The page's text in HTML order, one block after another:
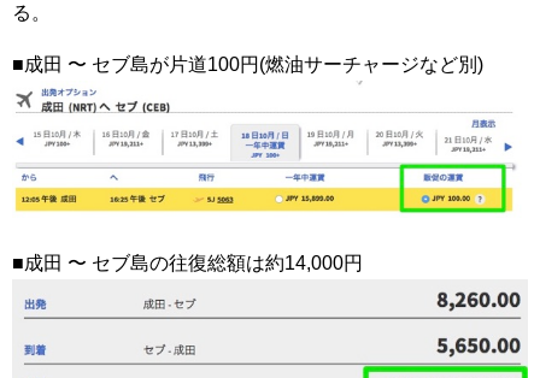
る。
■成田 〜 セブ島が片道100円(燃油サーチャージなど別)
■成田 〜 セブ島の往復総額は約14,000円